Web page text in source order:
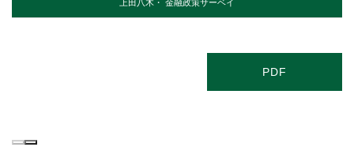
上田八木・ 金融政策サーベイ
PDF